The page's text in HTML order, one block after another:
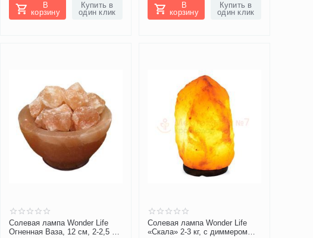
В
корзину
Купить в
один клик
В
корзину
Купить в
один клик
Солевая лампа Wonder Life
Огненная Ваза, 12 см, 2-2,5 кг
Солевая лампа Wonder Life
«Скала» 2-3 кг, с диммером